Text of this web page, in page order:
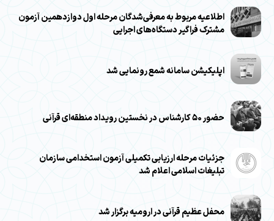
اطلاعیه مربوط به معرفی‌شدگان مرحله اول دوازدهمین آزمون
مشترک فراگیر دستگاه‌های اجرایی
اپلیکیشن سامانه شمع رونمایی شد
حضور ۵۰ کارشناس در نخستین رویداد منطقه‌ای قرآنی
جزئیات مرحله ارزیابی تکمیلی آزمون استخدامی سازمان
تبلیغات اسلامی اعلام شد
محفل عظیم قرآنی در ارومیه برگزار شد